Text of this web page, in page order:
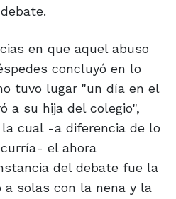
en que aquel abuso
concluyó en lo
tuvo lugar "un día en el
a su hija del colegio",
cual -a diferencia de lo
el ahora
del debate fue la
a solas con la nena y la